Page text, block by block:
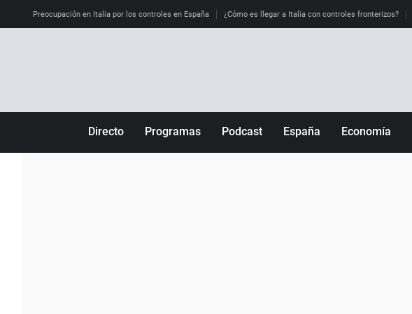
Preocupación en Italia por los controles en España ¿Cómo es llegar a Italia con controles fronterizos?
Directo Programas Podcast España Economía